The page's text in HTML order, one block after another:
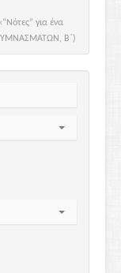
για ένα
Β΄)